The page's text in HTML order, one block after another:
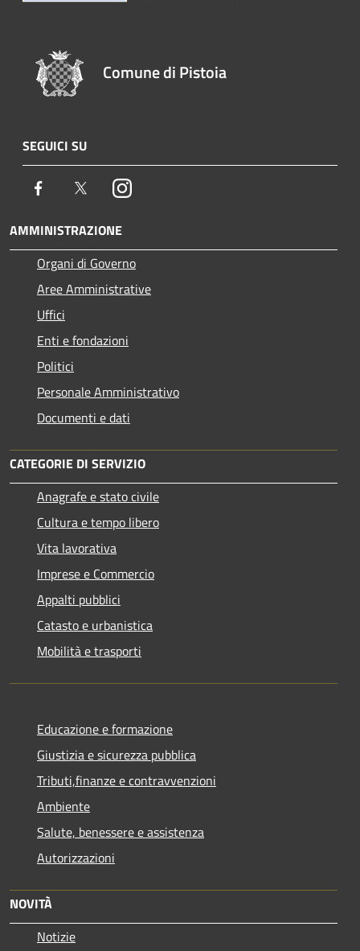
Comune di Pistoia
SEGUICI SU
Facebook TwitterInstagram
AMMINISTRAZIONE
Organi di Governo
Aree Amministrative
Uffici
Enti e fondazioni
Politici
Personale Amministrativo
Documenti e dati
CATEGORIE DI SERVIZIO
Anagrafe e stato civile
Cultura e tempo libero
Vita lavorativa
Imprese e Commercio
Appalti pubblici
Catasto e urbanistica
Mobilità e trasporti
Educazione e formazione
Giustizia e sicurezza pubblica
Tributi,finanze e contravvenzioni
Ambiente
Salute, benessere e assistenza
Autorizzazioni
NOVITÀ
Notizie